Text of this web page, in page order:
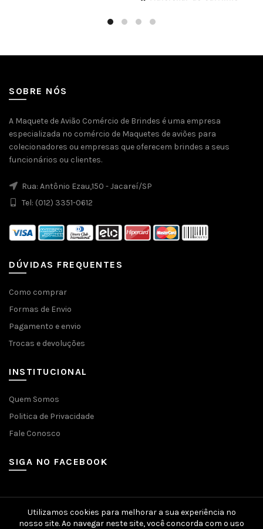
SOBRE NÓS
A Maquete de Avião Comércio de Brindes é uma empresa
especializada no comércio de Maquetes de aviões para
colecionadores ou empresas que oferecem brindes a seus
funcionários ou clientes.
Rua: Antônio Ezau,150 - Jacareí/SP
Tel: (012) 3351-0612
DÚVIDAS FREQUENTES
Como comprar
Formas de Envio
Pagamento e envio
Trocas e devoluções
INSTITUCIONAL
Quem Somos
Politica de Privacidade
Fale Conosco
SIGA NO FACEBOOK
Utilizamos cookies para melhorar a sua experiência no
nosso site. Ao navegar neste site, você concorda com o uso